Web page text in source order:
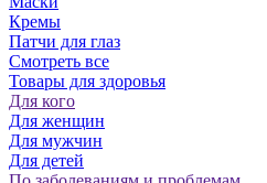
Кремы
Патчи для глаз
Смотреть все
Товары для здоровья
Для кого
Для женщин
Для мужчин
Для детей